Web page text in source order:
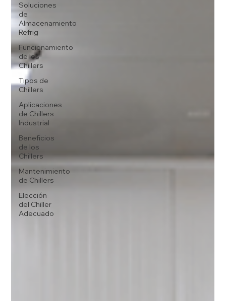
Soluciones
de
Almacenamiento
Refrig
Funcionamiento
de los
Chillers
Tipos de
Chillers
Aplicaciones
de Chillers
Industrial
Beneficios
de los
Chillers
Mantenimiento
de Chillers
Elección
del Chiller
Adecuado